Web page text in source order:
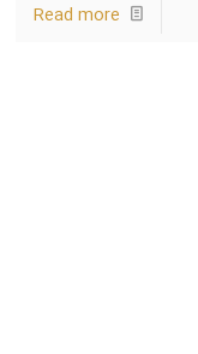
Read more